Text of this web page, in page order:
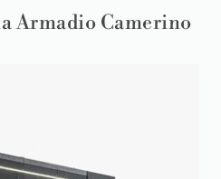
Armadio Camerino